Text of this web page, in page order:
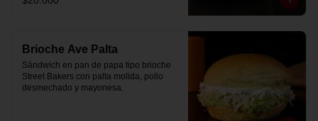
de avena para compartir.
Brioche Ave Palta
Sándwich en pan de papa tipo brioche
Street Bakers con palta molida, pollo
desmechado y mayonesa.